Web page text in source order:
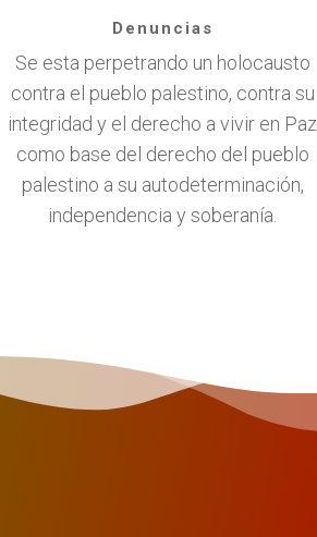
Denuncias
Se esta perpetrando un holocausto
contra el pueblo palestino, contra su
integridad y el derecho a vivir en Paz
como base del derecho del pueblo
palestino a su autodeterminación,
independencia y soberanía.